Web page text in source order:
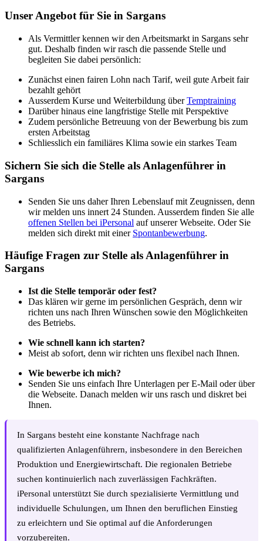
Unser Angebot für Sie in Sargans
Als Vermittler kennen wir den Arbeitsmarkt in Sargans sehr
gut. Deshalb finden wir rasch die passende Stelle und
begleiten Sie dabei persönlich:
Zunächst einen fairen Lohn nach Tarif, weil gute Arbeit fair
bezahlt gehört
Ausserdem Kurse und Weiterbildung überTemptraining
Darüber hinaus eine langfristige Stelle mit Perspektive
Zudem persönliche Betreuung von der Bewerbung bis zum
ersten Arbeitstag
Schliesslich ein familiäres Klima sowie ein starkes Team
Sichern Sie sich die Stelle als Anlagenführer in
Sargans
Senden Sie uns daher Ihren Lebenslauf mit Zeugnissen, denn
wir melden uns innert 24 Stunden. Ausserdem finden Sie alle
offenen Stellen bei iPersonal auf unserer Webseite. Oder Sie
melden sich direkt mit einer Spontanbewerbung.
Häufige Fragen zur Stelle als Anlagenführer in
Sargans
Ist die Stelle temporär oder fest?
Das klären wir gerne im persönlichen Gespräch, denn wir
richten uns nach Ihren Wünschen sowie den Möglichkeiten
des Betriebs.
Wie schnell kann ich starten?
Meist ab sofort, denn wir richten uns flexibel nach Ihnen.
Wie bewerbe ich mich?
Senden Sie uns einfach Ihre Unterlagen per E-Mail oder über
die Webseite. Danach melden wir uns rasch und diskret bei
Ihnen.
In Sargans besteht eine konstante Nachfrage nach
qualifizierten Anlagenführern, insbesondere in den Bereichen
Produktion und Energiewirtschaft. Die regionalen Betriebe
suchen kontinuierlich nach zuverlässigen Fachkräften.
iPersonal unterstützt Sie durch spezialisierte Vermittlung und
individuelle Schulungen, um Ihnen den beruflichen Einstieg
zu erleichtern und Sie optimal auf die Anforderungen
vorzubereiten.